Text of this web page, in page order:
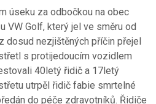
úseku za odbočkou na obec
VW Golf, který jel ve směru od
dosud nezjištěných příčin přejel
s protijedoucím vozidlem
40letý řidič a 17letý
utrpěl řidič fabie smrtelné
do péče zdravotníků. Řidiče